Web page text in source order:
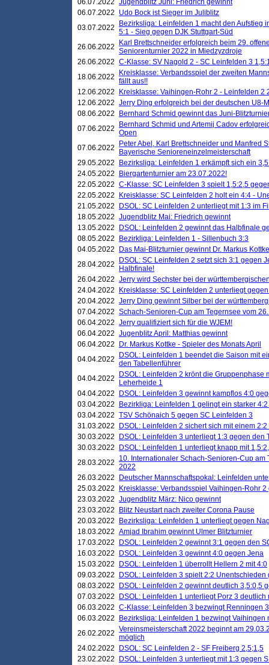
06.07.2022 Jugendblitz Juni: Friedrich gewinnt
06.07.2022
Udo Bock ist Sieger im Juliblitz
03.07.2022
Bezirksliga: Leinfelden 1 macht den Aufstieg
5:1 - Sieg gegen DJK Stuttgart-Süd
26.06.2022
Karl Brettschneider erfolgreich beim 29.
Seniorenturnier 2022 in Miedzyzdroje
26.06.2022 C-Klasse: SV Nagold 2 - SC Leinfelden 3
18.06.2022
Kreisklasse: Verbandsspiel der zweiten
fällt aus!!
12.06.2022
Kreisklasse: Vaihingen-Rohr 2 - Leinfelden 2
12.06.2022 Jerry Ding erfolgreich bei der deutschen U8-
08.06.2022
Bernhard Schmid gewinnt das Juni-
07.06.2022
Bernhard Schmid und Artemij Cadov
Open
07.06.2022
Peter Abel, Karl Brettschneider und Manfred
Bayerische Senioreneinzelmeisterschaft
29.05.2022
Bezirksliga: Leinfelden 1 erkämpft sich ein
24.05.2022
Biergartenturnier am 23.07.2022!
22.05.2022 C-Klasse: SC Leinfelden 3 spielt 1,5:2,5
22.05.2022
Kreisklasse: SC Leinfelden 2 holt ein 4:4 -
21.05.2022
DSOL: SC Leinfelden 2 unterliegt mit 1:3 im
18.05.2022 Jugendblitz Mai: Friedrich gewinnt
13.05.2022
DSOL: Leinfelden 2 gewinnt das Halbfinale
08.05.2022
Bezirkliga: Leinfelden 1 - Sillenbuch 3:3
04.05.2022
Das Mai-Blitzturnier gewinnt Dr. Markus
28.04.2022
DSOL: SC Leinfelden 2 setzt sich 3:1 gegen
Halbfinale!
26.04.2022 Jerry wird Sechster bei der
24.04.2022
Kreisklasse: SC Leinfelden 2 unterliegt
20.04.2022 Jerry Ding gewinnt Silber bei der
07.04.2022 Schach-Senioren-Cup am Tegernsee vom
06.04.2022 Jerry qualifiziert sich für die WJEM!
06.04.2022 Jugenblitz April: Matthias gewinnt
06.04.2022
Dr. Markus Kottke - Spieler des Monats April
04.04.2022
DSOL: Leinfelden 1 beendet die Saison mit
den Tabellenführer
04.04.2022
DSOL: Leinfelden 2 krönt die Gruppenphase
Leherheide 1
04.04.2022
DSOL: Leinfelden 3 gewinnt kampflos 4:0
03.04.2022
Bezirkliga: Leinfelden 1 gelingt ein starker
03.04.2022 TSV Schönaich 5 gegen SC Leinfelden 3
31.03.2022
DSOL: Leinfelden 2 sichert sich mit einem
30.03.2022
DSOL: Leinfelden 3 unterliegt 1:3 gegen den
30.03.2022
DSOL: Leinfelden 1 unterliegt knapp mit
28.03.2022
10. Internationaler Schach-Senioren-Cup am
2022
26.03.2022
Deutscher Mannschaftspokal: Leinfelden
25.03.2022
Kreisklasse: Verbandsspiel Vaihingen-Rohr
23.03.2022 Jugendblitz März: Nico gewinnt
23.03.2022
Blitz Neustart nach zweiter Corona Pause
20.03.2022
Bezirksliga: Leinfelden 1 unterliegt gegen
18.03.2022 Amjad Ibrahim gewinnt Ulmer Blitzturnier
17.03.2022
DSOL: Leinfelden 2 gewinnt 3:1 gegen den
16.03.2022
DSOL: Leinfelden 3 gewinnt 4:0 gegen Jena
15.03.2022
DSOL: Leinfelden 1 überrollt Hellern 2 mit 4:0
09.03.2022
DSOL: Leinfelden 3 spielt 2:2 Unentschieden
08.03.2022
DSOL: Leinfelden 2 gewinnt deutlich 3,5:0,5
07.03.2022
DSOL: Leinfelden 1 unterliegt Porz 3 deutlich
06.03.2022 C-Klasse: Leinfelden 3 bezwingt Renningen
06.03.2022
Bezirksliga: Leinfelden 1 bezwingt Vaihingen
26.02.2022 Vereinsmeisterschaft 2022 beginnt am
möglich
24.02.2022
DSOL: SC Leinfelden 2 - SF Freiberg 2,5;1,5
23.02.2022
DSOL: Leinfelden 3 unterliegt mit 1:3 gegen